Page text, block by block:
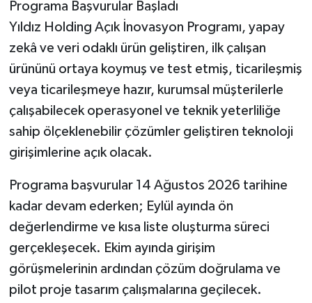
Programa Başvurular Başladı
Yıldız Holding Açık İnovasyon Programı, yapay
zekâ ve veri odaklı ürün geliştiren, ilk çalışan
ürününü ortaya koymuş ve test etmiş, ticarileşmiş
veya ticarileşmeye hazır, kurumsal müşterilerle
çalışabilecek operasyonel ve teknik yeterliliğe
sahip ölçeklenebilir çözümler geliştiren teknoloji
girişimlerine açık olacak.
Programa başvurular 14 Ağustos 2026 tarihine
kadar devam ederken; Eylül ayında ön
değerlendirme ve kısa liste oluşturma süreci
gerçekleşecek. Ekim ayında girişim
görüşmelerinin ardından çözüm doğrulama ve
pilot proje tasarım çalışmalarına geçilecek.